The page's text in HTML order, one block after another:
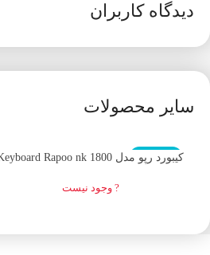
دیدگاه کاربران
سایر محصولات
اتمام موجودی
کیبورد رپو مدل Keyboard Rapoo nk 1800
? وجود نیست